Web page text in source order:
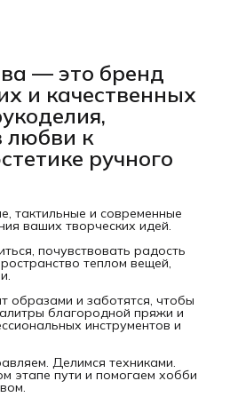
— это бренд
и качественных
любви к
ручного
тактильные и современные
ваших творческих идей.
почувствовать радость
теплом вещей,
образами и заботятся, чтобы
благородной пряжи и
инструментов и
Делимся техниками.
этапе пути и помогаем хобби